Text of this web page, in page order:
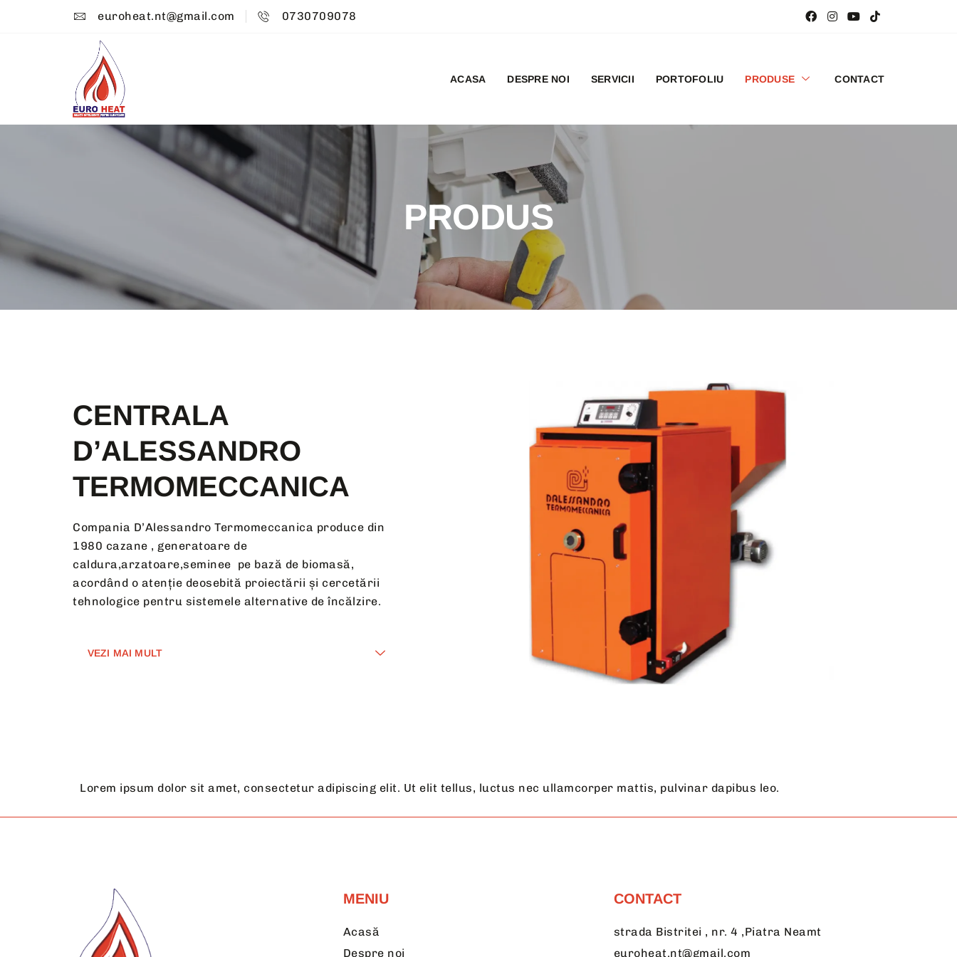
euroheat.nt@gmail.com 0730709078
ACASA DESPRE NOI SERVICII PORTOFOLIU PRODUSE CONTACT
PRODUS
CENTRALA
D’ALESSANDRO
TERMOMECCANICA
Compania D’Alessandro Termomeccanica produce din
1980 cazane , generatoare de
caldura,arzatoare,seminee pe bază de biomasă,
acordând o atenție deosebită proiectării și cercetării
tehnologice pentru sistemele alternative de încălzire.
VEZI MAI MULT
Lorem ipsum dolor sit amet, consectetur adipiscing elit. Ut elit tellus, luctus nec ullamcorper mattis, pulvinar dapibus leo.
MENIU
Acasă
Despre noi
CONTACT
strada Bistritei , nr. 4 ,Piatra Neamt
euroheat.nt@gmail.com